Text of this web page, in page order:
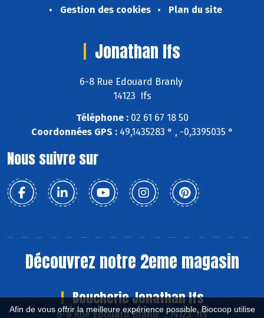
Afin de vous offrir la meilleure expérience possible, Biocoop utilise
Gestion des cookies
Plan du site
Jonathan Ifs
6-8 Rue Edouard Branly
14123 Ifs
Téléphone :02 61 67 18 50
Coordonnées GPS :49,1435283 ° , -0,3395035 °
Nous suivre sur
Découvrez notre 2eme magasin
Boucherie Jonathan Ifs
6-8 Rue Edouard Branly , 14123 Ifs